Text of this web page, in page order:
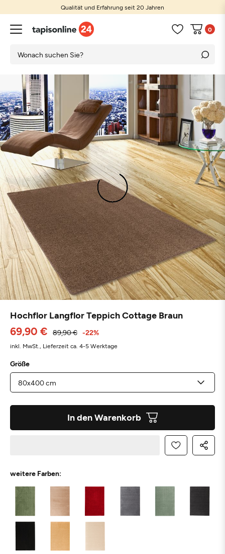
Qualität und Erfahrung seit 20 Jahren
0
Hochflor Langflor Teppich Cottage Braun
69,90 € 89,90 € -22%
inkl. MwSt., Lieferzeit ca. 4-5 Werktage
Größe
In den Warenkorb
weitere Farben: